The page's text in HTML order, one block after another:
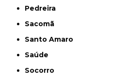
Pedreira
Sacomã
Santo Amaro
Saúde
Socorro